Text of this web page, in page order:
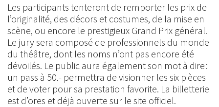
Les participants tenteront de remporter les prix de
l’originalité, des décors et costumes, de la mise en
scène, ou encore le prestigieux Grand Prix général.
Le jury sera composé de professionnels du monde
du théâtre, dont les noms n’ont pas encore été
dévoilés. Le public aura également son mot à dire :
un pass à 50.- permettra de visionner les six pièces
et de voter pour sa prestation favorite. La billetterie
est d’ores et déjà ouverte sur le site officiel.